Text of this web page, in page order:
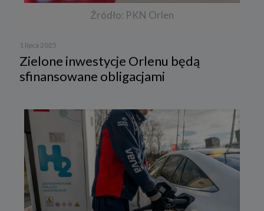
Źródło: PKN Orlen
1 lipca 2025
Zielone inwestycje Orlenu będą
sfinansowane obligacjami